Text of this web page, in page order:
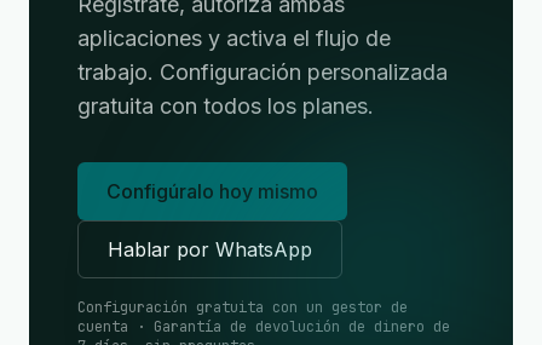
aplicaciones y activa el flujo de
trabajo. Configuración personalizada
gratuita con todos los planes.
Configúralo hoy mismo
Hablar por WhatsApp
Configuración gratuita con un gestor de
cuenta · Garantía de devolución de dinero de